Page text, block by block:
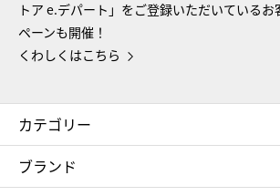
トア e.デパート」をご登録いただいている
ペーンも開催！
くわしくはこちら
カテゴリー
コスメ＆ビューティー
ギフト
レディース
ブランド